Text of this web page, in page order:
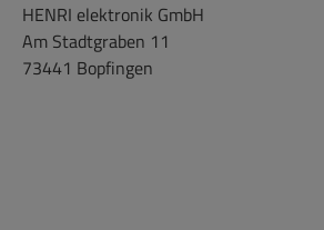
HENRI elektronik GmbH
Am Stadtgraben 11
73441 Bopfingen